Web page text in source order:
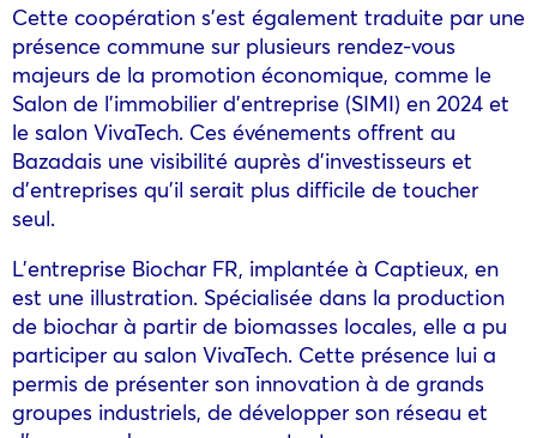
Cette coopération s’est également traduite par une
présence commune sur plusieurs rendez-vous
majeurs de la promotion économique, comme le
Salon de l’immobilier d’entreprise (SIMI) en 2024 et
le salon VivaTech. Ces événements offrent au
Bazadais une visibilité auprès d’investisseurs et
d’entreprises qu’il serait plus difficile de toucher
seul.
L’entreprise Biochar FR, implantée à Captieux, en
est une illustration. Spécialisée dans la production
de biochar à partir de biomasses locales, elle a pu
participer au salon VivaTech. Cette présence lui a
permis de présenter son innovation à de grands
groupes industriels, de développer son réseau et